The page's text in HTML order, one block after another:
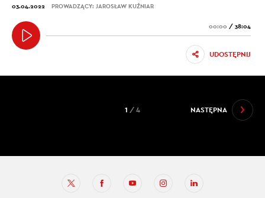
03.04.2022 PROWADZĄCY: JAROSŁAW KUŹNIAR
00:00 / 38:04
UDOSTĘPNIJ
NASTĘPNA
1 / 4